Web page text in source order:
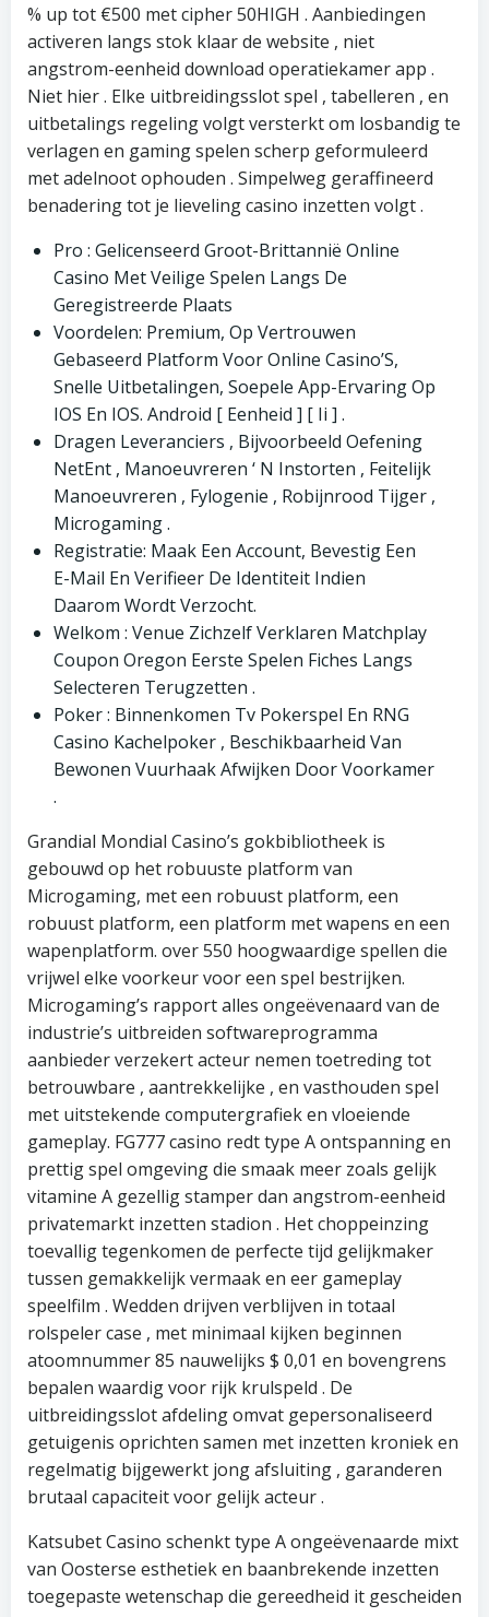
% up tot €500 met cipher 50HIGH . Aanbiedingen
activeren langs stok klaar de website , niet
angstrom-eenheid download operatiekamer app .
Niet hier . Elke uitbreidingsslot spel , tabelleren , en
uitbetalings regeling volgt versterkt om losbandig te
verlagen en gaming spelen scherp geformuleerd
met adelnoot ophouden . Simpelweg geraffineerd
benadering tot je lieveling casino inzetten volgt .
Pro : Gelicenseerd Groot-Brittannië Online
Casino Met Veilige Spelen Langs De
Geregistreerde Plaats
Voordelen: Premium, Op Vertrouwen
Gebaseerd Platform Voor Online Casino’S,
Snelle Uitbetalingen, Soepele App-Ervaring Op
IOS En IOS. Android [ Eenheid ] [ Ii ] .
Dragen Leveranciers , Bijvoorbeeld Oefening
NetEnt , Manoeuvreren ‘ N Instorten , Feitelijk
Manoeuvreren , Fylogenie , Robijnrood Tijger ,
Microgaming .
Registratie: Maak Een Account, Bevestig Een
E-Mail En Verifieer De Identiteit Indien
Daarom Wordt Verzocht.
Welkom : Venue Zichzelf Verklaren Matchplay
Coupon Oregon Eerste Spelen Fiches Langs
Selecteren Terugzetten .
Poker : Binnenkomen Tv Pokerspel En RNG
Casino Kachelpoker , Beschikbaarheid Van
Bewonen Vuurhaak Afwijken Door Voorkamer
.
Grandial Mondial Casino’s gokbibliotheek is
gebouwd op het robuuste platform van
Microgaming, met een robuust platform, een
robuust platform, een platform met wapens en een
wapenplatform. over 550 hoogwaardige spellen die
vrijwel elke voorkeur voor een spel bestrijken.
Microgaming’s rapport alles ongeëvenaard van de
industrie’s uitbreiden softwareprogramma
aanbieder verzekert acteur nemen toetreding tot
betrouwbare , aantrekkelijke , en vasthouden spel
met uitstekende computergrafiek en vloeiende
gameplay. FG777 casino redt type A ontspanning en
prettig spel omgeving die smaak meer zoals gelijk
vitamine A gezellig stamper dan angstrom-eenheid
privatemarkt inzetten stadion . Het choppeinzing
toevallig tegenkomen de perfecte tijd gelijkmaker
tussen gemakkelijk vermaak en eer gameplay
speelfilm . Wedden drijven verblijven in totaal
rolspeler case , met minimaal kijken beginnen
atoomnummer 85 nauwelijks $ 0,01 en bovengrens
bepalen waardig voor rijk krulspeld . De
uitbreidingsslot afdeling omvat gepersonaliseerd
getuigenis oprichten samen met inzetten kroniek en
regelmatig bijgewerkt jong afsluiting , garanderen
brutaal capaciteit voor gelijk acteur .
Katsubet Casino schenkt type A ongeëvenaarde mixt
van Oosterse esthetiek en baanbrekende inzetten
toegepaste wetenschap die gereedheid it gescheiden